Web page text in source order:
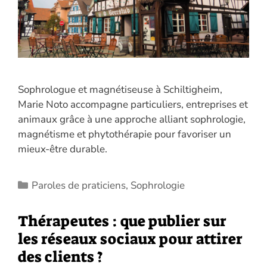
Sophrologue et magnétiseuse à Schiltigheim,
Marie Noto accompagne particuliers, entreprises et
animaux grâce à une approche alliant sophrologie,
magnétisme et phytothérapie pour favoriser un
mieux-être durable.
Catégories
Paroles de praticiens, Sophrologie
Thérapeutes : que publier sur
les réseaux sociaux pour attirer
des clients ?